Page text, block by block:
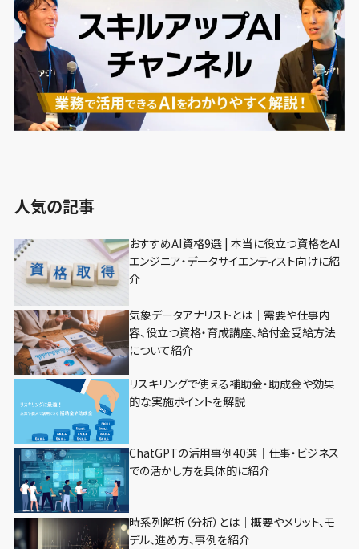
人気の記事
おすすめAI資格9選 | 本当に役立つ資格をAI
エンジニア・データサイエンティスト向けに紹
介
気象データアナリストとは｜需要や仕事内
容、役立つ資格・育成講座、給付金受給方法
について紹介
リスキリングで使える補助金・助成金や効果
的な実施ポイントを解説
ChatGPTの活用事例40選｜仕事・ビジネス
での活かし方を具体的に紹介
時系列解析（分析）とは｜概要やメリット、モ
デル、進め方、事例を紹介